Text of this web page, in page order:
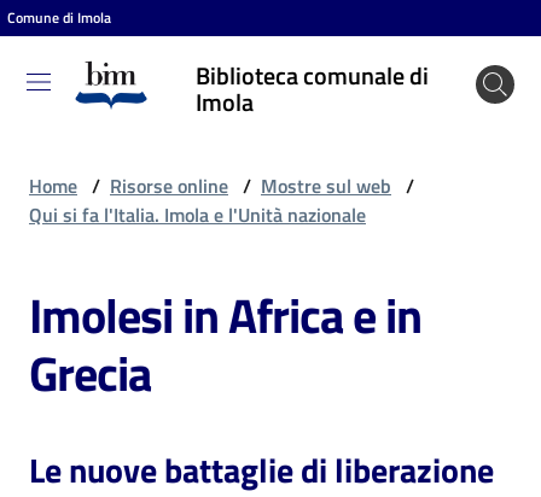
Vai al contenuto
Vai alla navigazione
Vai al footer
Comune di Imola
Biblioteca comunale di
Imola
Biblioteca
comunale
Cosa
puoi
Home / Risorse online / Mostre sul web /
Qui si fa l'Italia. Imola e l'Unità nazionale
Imolesi in Africa e in
Grecia
Le nuove battaglie di liberazione